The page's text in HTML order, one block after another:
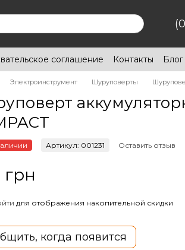
соглашение Контакты Блог
Электроинструмент Шуруповерты
Артикул: 001231 Оставить отзыв
грн
для отображения накопительной скидки
когда появится